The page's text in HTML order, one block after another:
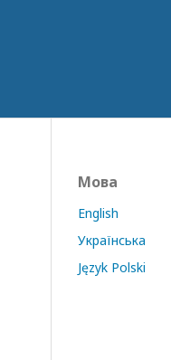
Мова
English
Українська
Język Polski